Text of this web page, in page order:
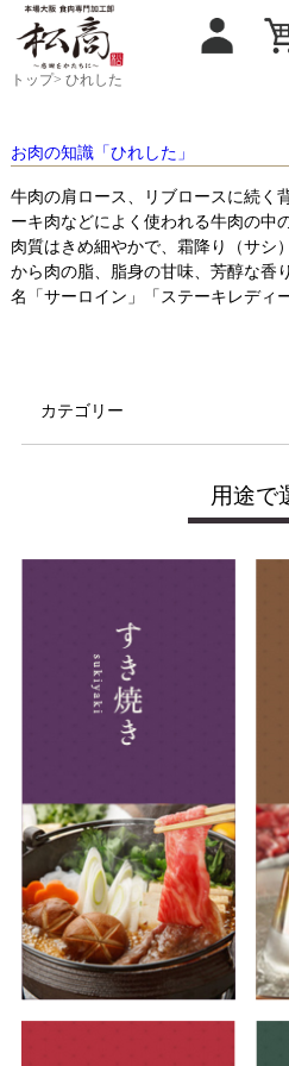
トップ> ひれした
お肉の知識「ひれした」
牛肉の肩ロース、リブロースに続く
ーキ肉などによく使われる牛肉の中
肉質はきめ細やかで、霜降り（サシ
から肉の脂、脂身の甘味、芳醇な香
名「サーロイン」「ステーキレディ
カテゴリー
用途で